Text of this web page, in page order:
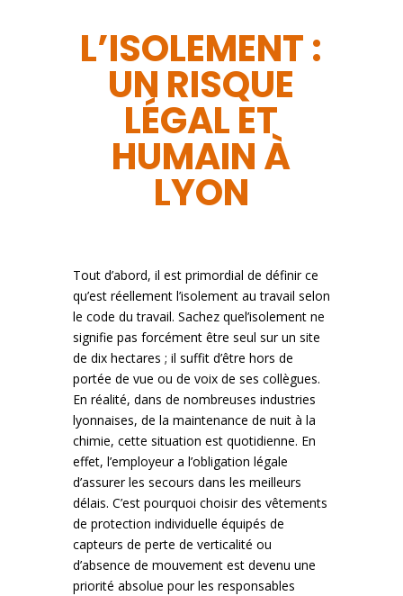
L’ISOLEMENT :
UN RISQUE
LÉGAL ET
HUMAIN À
LYON
Tout d’abord, il est primordial de définir ce
qu’est réellement l’isolement au travail selon
le code du travail. Sachez quel’isolement ne
signifie pas forcément être seul sur un site
de dix hectares ; il suffit d’être hors de
portée de vue ou de voix de ses collègues.
En réalité, dans de nombreuses industries
lyonnaises, de la maintenance de nuit à la
chimie, cette situation est quotidienne. En
effet, l’employeur a l’obligation légale
d’assurer les secours dans les meilleurs
délais. C’est pourquoi choisir des vêtements
de protection individuelle équipés de
capteurs de perte de verticalité ou
d’absence de mouvement est devenu une
priorité absolue pour les responsables